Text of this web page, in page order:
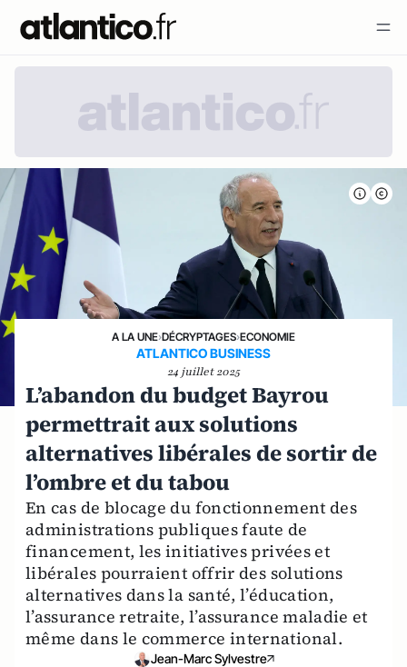
A LA UNE›DÉCRYPTAGES›ECONOMIE
ATLANTICO BUSINESS
24 juillet 2025
L’abandon du budget Bayrou
permettrait aux solutions
alternatives libérales de sortir de
l’ombre et du tabou
En cas de blocage du fonctionnement des
administrations publiques faute de
financement, les initiatives privées et
libérales pourraient offrir des solutions
alternatives dans la santé, l’éducation,
l’assurance retraite, l’assurance maladie et
même dans le commerce international.
Jean-Marc Sylvestre